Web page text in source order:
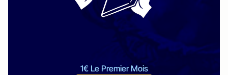
1€ Le Premier Mois